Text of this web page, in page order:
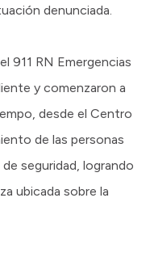
denunciada.
911 RN Emergencias
y comenzaron a
desde el Centro
de las personas
seguridad, logrando
ubicada sobre la